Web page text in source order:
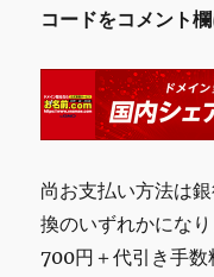
コードをコメント
尚お支払い方法は
換のいずれかにな
700円＋代引き手